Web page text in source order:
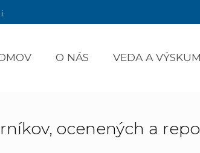
O NÁS VEDA A VÝSKUM
ocenených a